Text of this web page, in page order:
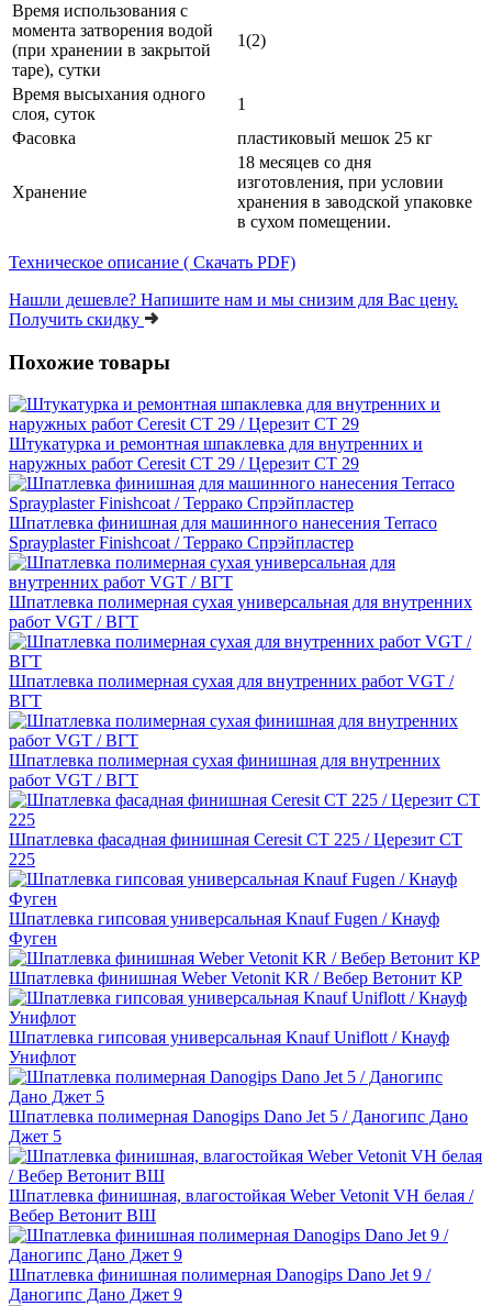
Время использования с
момента затворения водой
(при хранении в закрытой
таре), сутки
1(2)
Время высыхания одного
слоя, суток
1
Фасовка
пластиковый мешок 25 кг
Хранение
18 месяцев со дня
изготовления, при условии
хранения в заводской упаковке
в сухом помещении.
Техническое описание ( Скачать PDF)
Нашли дешевле? Напишите нам и мы снизим для Вас цену.
Получить скидку
Похожие товары
Штукатурка и ремонтная шпаклевка для внутренних и
наружных работ Ceresit CT 29 / Церезит СТ 29
Шпатлевка финишная для машинного нанесения Terraco
Sprayplaster Finishcoat / Террако Спрэйпластер
Шпатлевка полимерная сухая универсальная для внутренних
работ VGT / ВГТ
Шпатлевка полимерная сухая для внутренних работ VGT /
ВГТ
Шпатлевка полимерная сухая финишная для внутренних
работ VGT / ВГТ
Шпатлевка фасадная финишная Ceresit CT 225 / Церезит СТ
225
Шпатлевка гипсовая универсальная Knauf Fugen / Кнауф
Фуген
Шпатлевка финишная Weber Vetonit KR / Вебер Ветонит КР
Шпатлевка гипсовая универсальная Knauf Uniflott / Кнауф
Унифлот
Шпатлевка полимерная Danogips Dano Jet 5 / Даногипс Дано
Джет 5
Шпатлевка финишная, влагостойкая Weber Vetonit VH белая /
Вебер Ветонит ВШ
Шпатлевка финишная полимерная Danogips Dano Jet 9 /
Даногипс Дано Джет 9